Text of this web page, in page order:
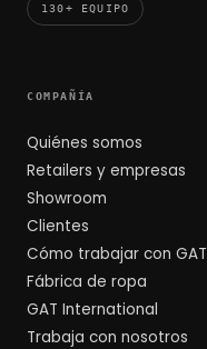
130+ EQUIPO
COMPAÑÍA
Quiénes somos
Retailers y empresas
Showroom
Clientes
Cómo trabajar con GAT
Fábrica de ropa
GAT International
Trabaja con nosotros